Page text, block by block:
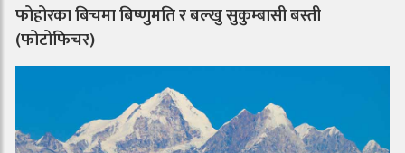
फोहोरका बिचमा बिष्णुमति र बल्खु सुकुम्बासी बस्ती
(फोटोफिचर)